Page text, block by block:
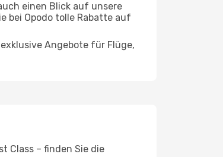
einen Blick auf unsere
bei Opodo tolle Rabatte auf
Angebote für Flüge,
Class – finden Sie die